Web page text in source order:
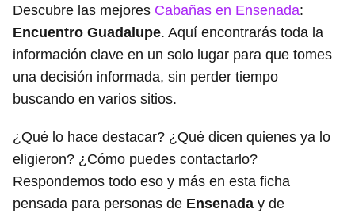
Descubre las mejores Cabañas en Ensenada:
Encuentro Guadalupe. Aquí encontrarás toda la
información clave en un solo lugar para que tomes
una decisión informada, sin perder tiempo
buscando en varios sitios.
¿Qué lo hace destacar? ¿Qué dicen quienes ya lo
eligieron? ¿Cómo puedes contactarlo?
Respondemos todo eso y más en esta ficha
pensada para personas de Ensenada y de